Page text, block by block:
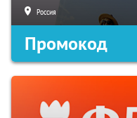
Россия
Промокод